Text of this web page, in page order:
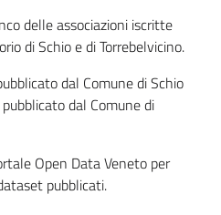
delle associazioni iscritte
di Schio e di Torrebelvicino.
dal Comune di Schio
pubblicato dal Comune di
Open Data Veneto per
pubblicati.